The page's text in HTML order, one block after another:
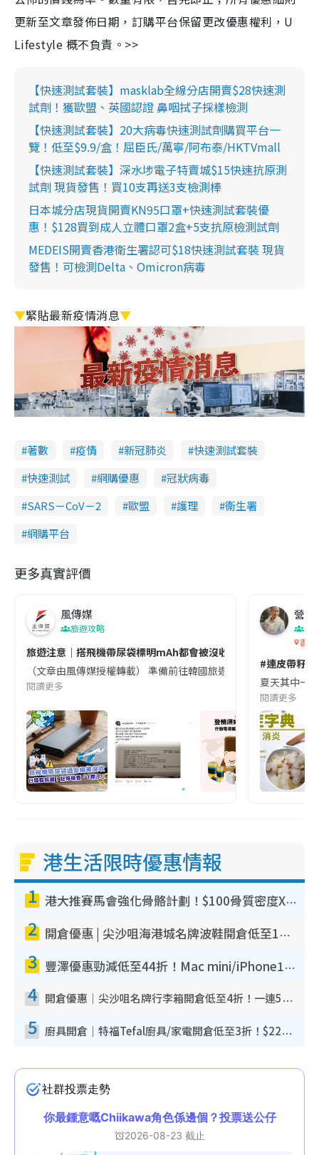
更新至文章發佈日期，訂購平台保留更改優惠權利，U
Lifestyle 概不負責。>>
【快速測試套裝】masklab全線分店開賣$28快速測
試劑！獲歐盟、英國認證 鼻咽拭子採樣檢測
【快速測試套裝】20大病毒快速測試劑購買平台一
覽！低至$9.9/盒！屈臣氏/萬寧/阿布泰/HKTVmall
【快速測試套裝】深水埗電子特賣城$15快速抗原測
試劑 現貨發售！買10支再送3支檢測棒
日本城分店現貨開賣KN95口罩+快速測試套裝優
惠！$128買到成人立體口罩2盒+5支抗原檢測試劑
MEDEIS開賣香港衛生署認可$18快速測試套裝 現貨
發售！可檢測Delta、Omicron病毒
▼緊貼最新疫情消息▼
著數 疫情 新冠肺炎
快速測試套裝
快速測試
網購優惠
冠狀病毒
SARS－CoV－2
歐盟 護理
衞生署
網購平台
更多真實評價
風傳媒
旅遊攻略
旅遊注意｜搭飛機帶尿袋標明mAh都會被沒收😱出發前切記檢查
（文章由風傳媒授權轉載） 準備前往韓國旅遊的民眾，近期要
閱讀更多
營養
香港
#連皮帶籽
夏天其中一
閱讀更多
港生活限時優惠情報
1 港大推賽馬會強化骨骼計劃！$100骨質密度X光檢查 完成免費運動訓練送超市禮券！附參加資格
2 開倉優惠 | 尖沙咀海港城名牌波鞋開倉低至1折！On鞋$899起／Joy&Peace鞋履$98起
3 豐澤優惠勁減低至44折！Mac mini/iPhone17Pro大減價！廚房家電$220起
4 開倉優惠｜尖沙咀名牌行李箱開倉低至4折！一連5日 American Tourister/ace./Hallmark $200起！
5 廚具開倉｜特福Tefal廚具/家電開倉低至3折！$220起買平底鍋/炒鑊/湯煲！電飯煲/吸塵機/燙斗$418起